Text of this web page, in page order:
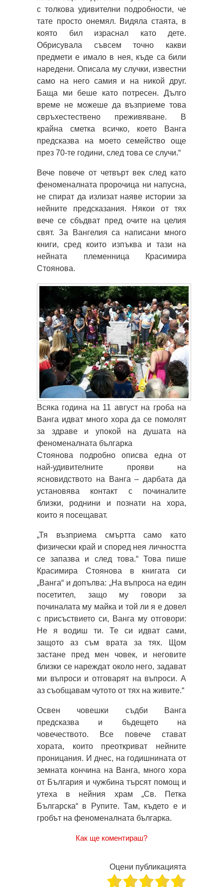
с толкова удивителни подробности, че
тате просто онемял. Видяла стаята, в
която бил израснал като дете.
Обрисувала съвсем точно какви
предмети е имало в нея, къде са били
наредени. Описала му случки, известни
само на него самия и на никой друг.
Баща ми беше като потресен. Дълго
време не можеше да възприеме това
свръхестествено преживяване. В
крайна сметка всичко, което Ванга
предсказва на моето семейство още
през 70-те години, след това се случи.“
Вече повече от четвърт век след като
феноменалната пророчица ни напусна,
не спират да излизат наяве истории за
нейните предсказания. Някои от тях
вече се сбъдват пред очите на целия
свят. За Вангелия са написани много
книги, сред които изпъква и тази на
нейната племенница Красимира
Стоянова.
Всяка година на 11 август на гроба на
Ванга идват много хора да се помолят
за здраве и упокой на душата на
феноменалната българка
Стоянова подробно описва една от
най-удивителните прояви на
ясновидството на Ванга – дарбата да
установява контакт с починалите
близки, роднини и познати на хора,
които я посещават.
„Тя възприема смъртта само като
физически край и според нея личността
се запазва и след това.“ Това пише
Красимира Стоянова в книгата си
„Ванга“ и допълва: „На въпроса на един
посетител, защо му говори за
починалата му майка и той ли я е довел
с присъствието си, Ванга му отговори:
Не я водиш ти. Те си идват сами,
защото аз съм врата за тях. Щом
застане пред мен човек, и неговите
близки се нареждат около него, задават
ми въпроси и отговарят на въпроси. А
аз съобщавам чутото от тях на живите.“
Освен човешки съдби Ванга
предсказва и бъдещето на
човечеството. Все повече стават
хората, които преоткриват нейните
проницания. И днес, на годишнината от
земната кончина на Ванга, много хора
от България и чужбина търсят помощ и
утеха в нейния храм „Св. Петка
Българска“ в Рупите. Там, където е и
гробът на феноменалната българка.
Как ще коментираш?
Оцени публикацията